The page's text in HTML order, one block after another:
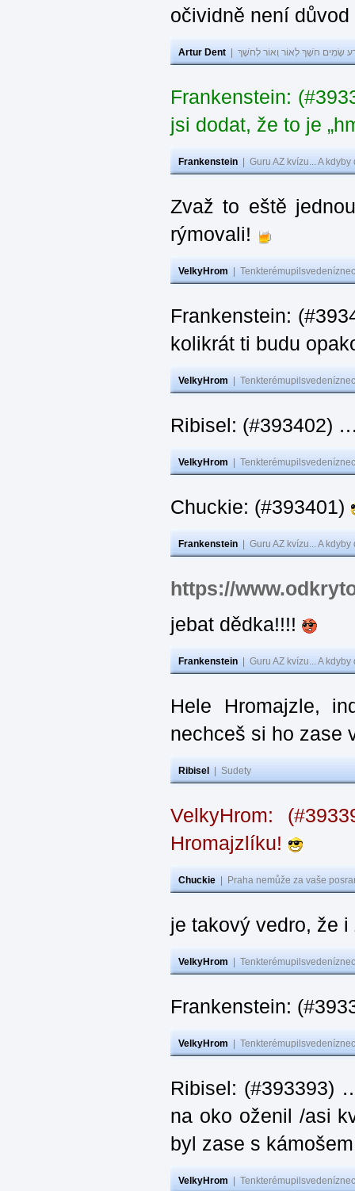
očividně není
Artur Dent שָׂמִים חֹשֶׁךְ לְאוֹר וְאוֹר לְחֹשֶׁךְ
Frankenstein:
jsi dodat, že to je
Frankenstein Guru AZ kvízu... A
Zvaž to eště
rýmovali!
VelkyHrom
Frankenstein:
kolikrát ti budu
VelkyHrom
Ribisel: (#393402)
VelkyHrom
Chuckie: (#393401)
Frankenstein Guru AZ kvízu... A
https://
jebat dědka!!!!
Frankenstein Guru AZ kvízu... A
Hele Hromajzle,
nechceš si ho zase
Ribisel Sudety
VelkyHrom:
Hromajzlíku!
Chuckie Praha nemůže za vaše
je takový vedro, že
VelkyHrom
Frankenstein:
VelkyHrom
Ribisel: (#393393)
na oko oženil /asi
byl zase s
VelkyHrom